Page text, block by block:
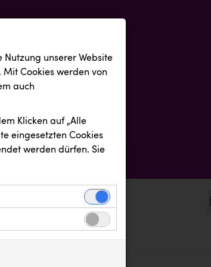
unserer Website
Mit Cookies werden von
auch
Klicken auf „Alle
eingesetzten Cookies
werden dürfen. Sie
für die einwandfreie